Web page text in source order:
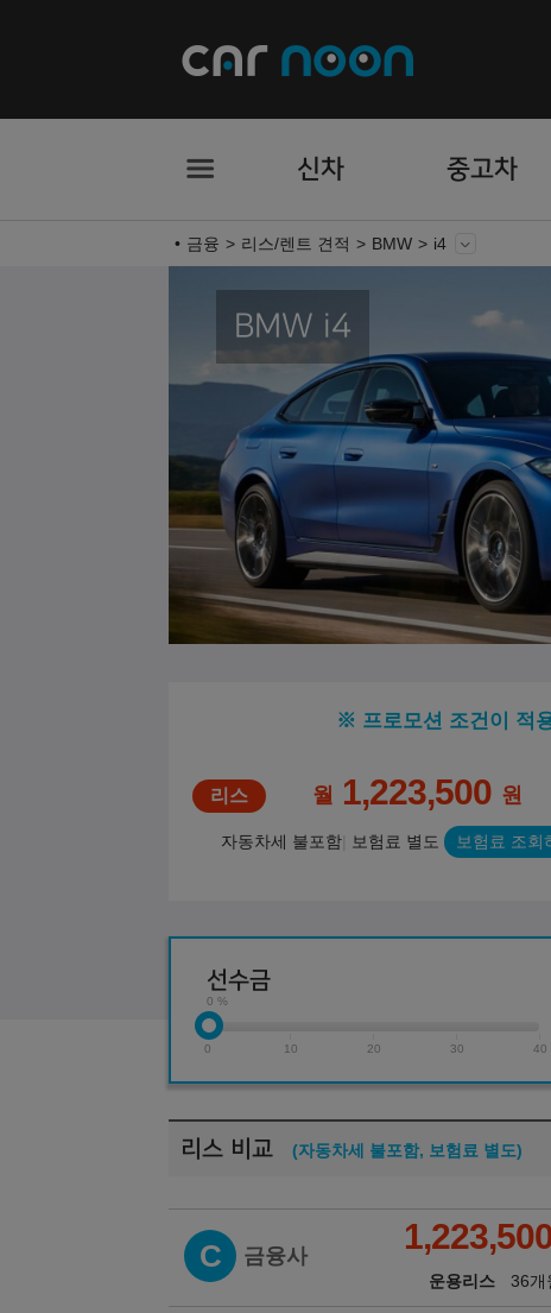
신차 중고차
금융 리스/렌트 견적 BMW i4
BMW i4
※ 프로모션 조건이 적
월 1,223,500 원
자동차세 불포함 보험료 별도 보험료 조회
선수금
0 %
0 10 20 30 40
리스 비교 (자동차세 불포함, 보험료 별도)
C 금융사
운용리스 36개